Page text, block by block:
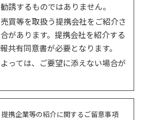
誘するものではありません。
買等を取扱う提携会社をご紹介さ
があります。提携会社を紹介する
共有同意書が必要となります。
っては、ご要望に添えない場合が
携企業等の紹介に関するご留意事項